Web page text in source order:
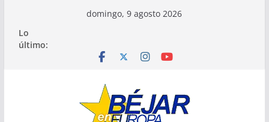
contenido
domingo, 9 agosto 2026
Lo
último: